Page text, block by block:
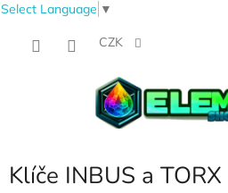
Select Language ▼
CZK
Klíče INBUS a